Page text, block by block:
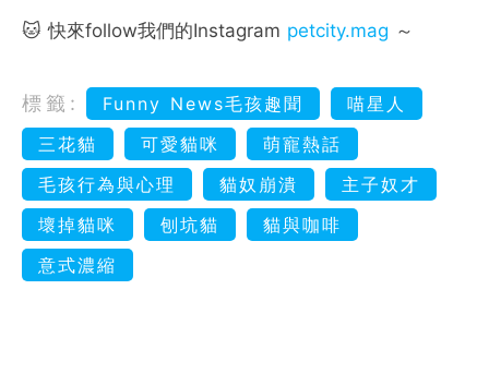
🐱 快來follow我們的Instagram petcity.mag ～
標籤: Funny News毛孩趣聞
喵星人
三花貓
可愛貓咪
萌寵熱話
毛孩行為與心理
貓奴崩潰
主子奴才
壞掉貓咪
刨坑貓
貓與咖啡
意式濃縮